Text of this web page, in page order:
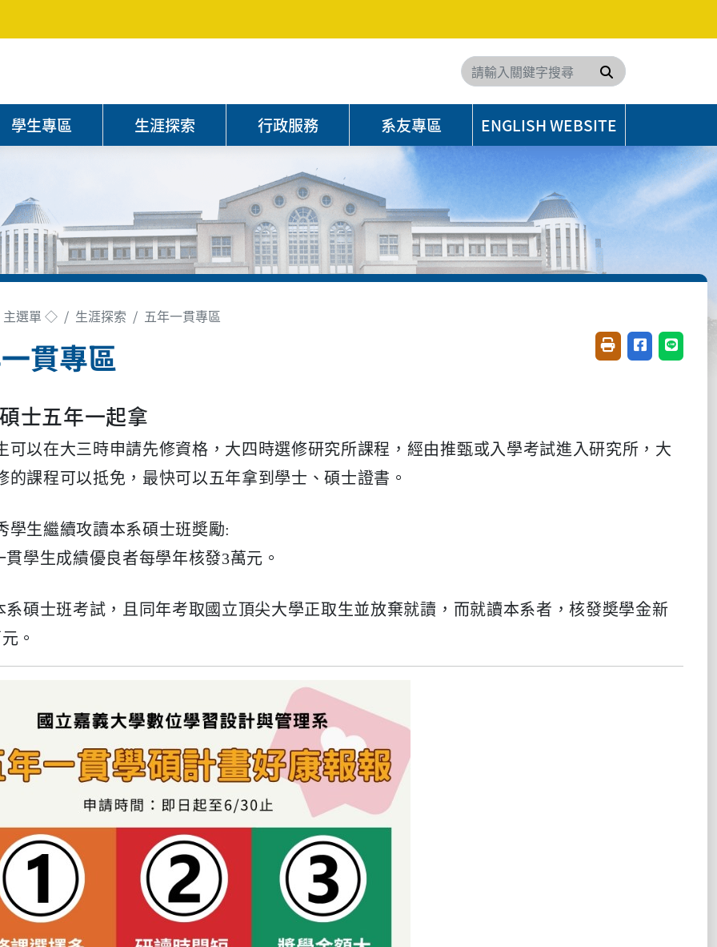
搜尋
學生專區 生涯探索 行政服務 系友專區 ENGLISH WEBSITE
選單 ◇ 生涯探索 五年一貫專區
貫專區 友善列印(開新視窗)
分享至臉書(
分享至
士五年一起拿
可以在大三時申請先修資格，大四時選修研究所課程，經由推甄或入學考試進入研究所，大
的課程可以抵免，最快可以五年拿到學士、碩士證書。
學生繼續攻讀本系碩士班奬勵:
貫學生成績優良者每學年核發3萬元。
系碩士班考試，且同年考取國立頂尖大學正取生並放棄就讀，而就讀本系者，核發奬學金新
。